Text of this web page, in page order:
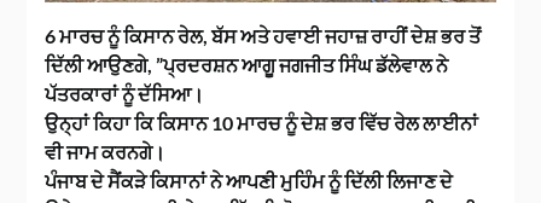
6 ਮਾਰਚ ਨੂੰ ਕਿਸਾਨ ਰੇਲ, ਬੱਸ ਅਤੇ ਹਵਾਈ ਜਹਾਜ਼ ਰਾਹੀਂ ਦੇਸ਼ ਭਰ ਤੋਂ
ਦਿੱਲੀ ਆਉਣਗੇ, ”ਪ੍ਰਦਰਸ਼ਨ ਆਗੂ ਜਗਜੀਤ ਸਿੰਘ ਡੱਲੇਵਾਲ ਨੇ
ਪੱਤਰਕਾਰਾਂ ਨੂੰ ਦੱਸਿਆ।
ਉਨ੍ਹਾਂ ਕਿਹਾ ਕਿ ਕਿਸਾਨ 10 ਮਾਰਚ ਨੂੰ ਦੇਸ਼ ਭਰ ਵਿੱਚ ਰੇਲ ਲਾਈਨਾਂ
ਵੀ ਜਾਮ ਕਰਨਗੇ।
ਪੰਜਾਬ ਦੇ ਸੈਂਕੜੇ ਕਿਸਾਨਾਂ ਨੇ ਆਪਣੀ ਮੁਹਿੰਮ ਨੂੰ ਦਿੱਲੀ ਲਿਜਾਣ ਦੇ